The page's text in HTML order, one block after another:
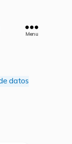
Menu
datos